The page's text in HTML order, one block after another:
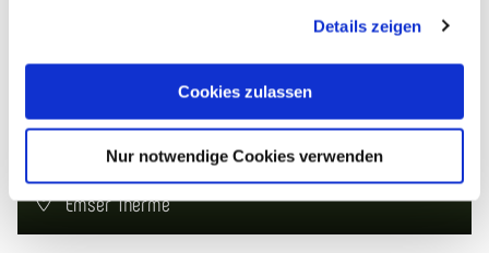
Cookies, wenn Sie unsere Webseite weiterhin nutzen.
Details zeigen
Cookies zulassen
Nur notwendige Cookies verwenden
Vibes & Beats
Emser Therme